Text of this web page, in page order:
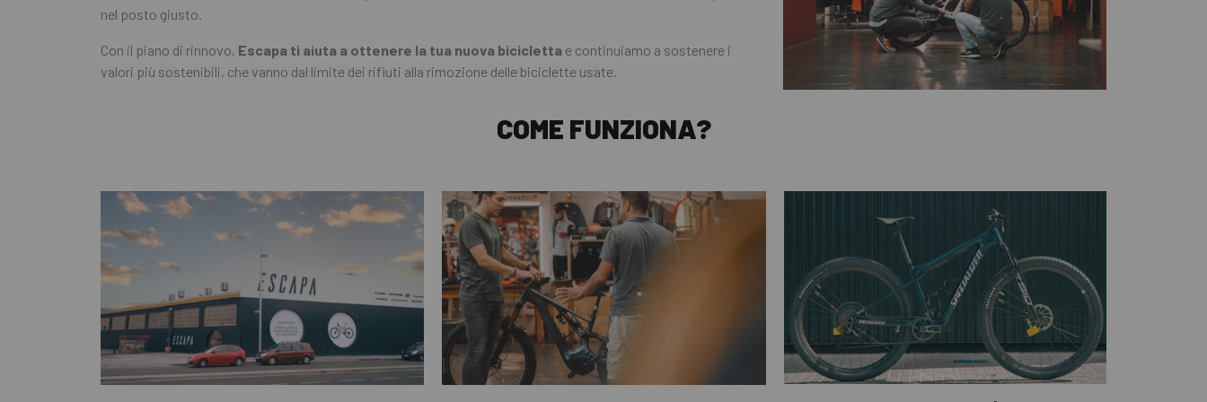
nel posto giusto.
Con il piano di rinnovo, Escapa ti aiuta a ottenere la tua nuova bicicletta e continuiamo a sostenere i
valori più sostenibili, che vanno dal limite dei rifiuti alla rimozione delle biciclette usate.
COME FUNZIONA?